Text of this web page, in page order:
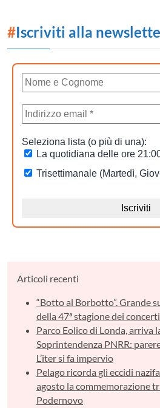
#Iscriviti alla
Articoli recenti
“Botto al Borbotto”. Grande
della 47ª stagione dei
Parco Eolico di Londa, arriva
Soprintendenza PNRR:
L’iter si fa impervio
Pelago ricorda gli eccidi
agosto la commemorazione
Podernovo